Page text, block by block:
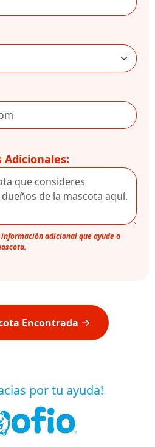
Adicionales:
adicional que ayude a
Encontrada
por tu ayuda!